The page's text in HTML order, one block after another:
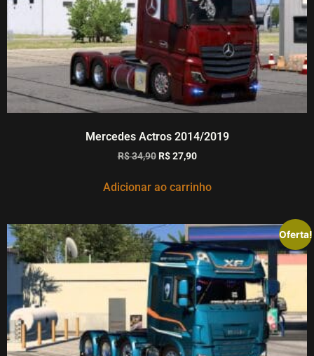
Mercedes Actros 2014/2019
R$34,90 R$27,90
Adicionar ao carrinho
Oferta!